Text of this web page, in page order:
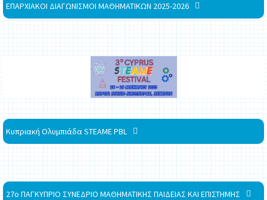
ΕΠΑΡΧΙΑΚΟΙ ΔΙΑΓΩΝΙΣΜΟΙ ΜΑΘΗΜΑΤΙΚΩΝ 2025-2026
Κυπριακή Ολυμπιάδα STEAME PBL
27ο ΠΑΓΚΥΠΡΙΟ ΣΥΝΕΔΡΙΟ ΜΑΘΗΜΑΤΙΚΗΣ ΠΑΙΔΕΙΑΣ ΚΑΙ ΕΠΙΣΤΗΜΗΣ